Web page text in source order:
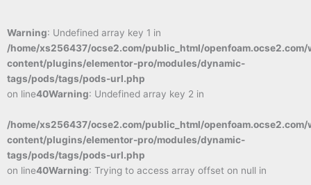
Warning: Undefined array key 1 in
/home/xs256437/ocse2.com/public_html/openfoam.ocse2.com/
content/plugins/elementor-pro/modules/dynamic-
tags/pods/tags/pods-url.php
on line40Warning: Undefined array key 2 in
/home/xs256437/ocse2.com/public_html/openfoam.ocse2.com/
content/plugins/elementor-pro/modules/dynamic-
tags/pods/tags/pods-url.php
on line40Warning: Trying to access array offset on null in